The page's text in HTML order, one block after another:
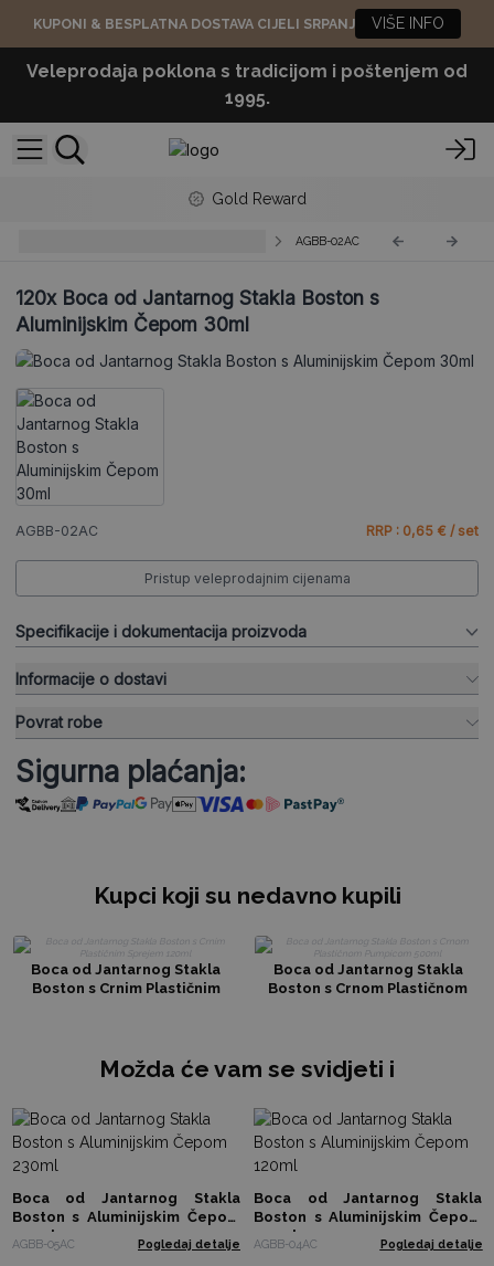
KUPONI & BESPLATNA DOSTAVA CIJELI SRPANJ VIŠE INFO
Veleprodaja poklona s tradicijom i poštenjem od
1995.
Gold Reward
AGBB-02AC
120xBoca od Jantarnog Stakla Boston s
Aluminijskim Čepom 30ml
AGBB-02AC RRP : 0,65 € / set
Pristup veleprodajnim cijenama
Specifikacije i dokumentacija proizvoda
Informacije o dostavi
Povrat robe
Sigurna plaćanja:
Kupci koji su nedavno kupili
Boca od Jantarnog Stakla
Boston s Crnim Plastičnim
Boca od Jantarnog Stakla
Boston s Crnom Plastičnom
Možda će vam se svidjeti i
Boca od Jantarnog Stakla
Boston s Aluminijskim Čepom
230ml
AGBB-05AC Pogledaj detalje
Boca od Jantarnog Stakla
Boston s Aluminijskim Čepom
120ml
AGBB-04AC Pogledaj detalje